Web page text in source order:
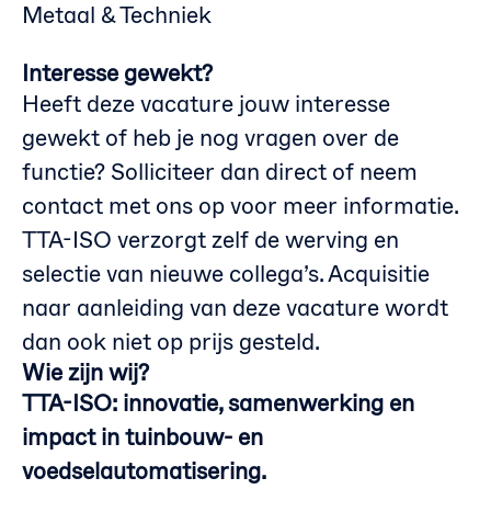
Metaal & Techniek
Interesse gewekt?
Heeft deze vacature jouw interesse
gewekt of heb je nog vragen over de
functie? Solliciteer dan direct of neem
contact met ons op voor meer informatie.
TTA-ISO verzorgt zelf de werving en
selectie van nieuwe collega’s. Acquisitie
naar aanleiding van deze vacature wordt
dan ook niet op prijs gesteld.
Wie zijn wij?
TTA-ISO: innovatie, samenwerking en
impact in tuinbouw- en
voedselautomatisering.